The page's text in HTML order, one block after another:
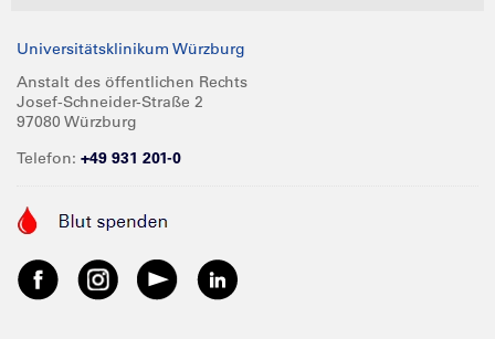
Universitätsklinikum Würzburg
Anstalt des öffentlichen Rechts
Josef-Schneider-Straße 2
97080 Würzburg
Telefon: +49 931 201-0